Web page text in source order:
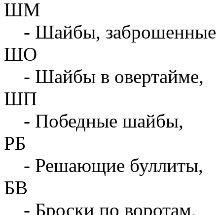
ШМ
- Шайбы, заброшенные
ШО
- Шайбы в овертайме,
ШП
- Победные шайбы,
РБ
- Решающие буллиты,
БВ
- Броски по воротам,